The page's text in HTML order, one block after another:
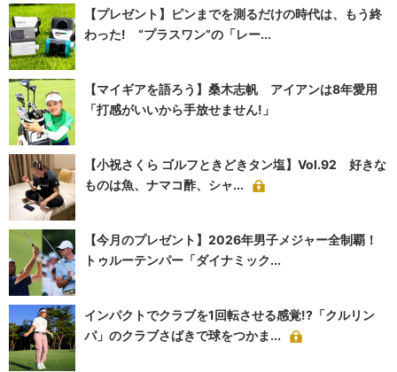
【プレゼント】ピンまでを測るだけの時代は、もう終
わった! “プラスワン”の「レー...
【マイギアを語ろう】桑木志帆 アイアンは8年愛用
「打感がいいから手放せません!」
【小祝さくら ゴルフときどきタン塩】Vol.92 好きな
ものは魚、ナマコ酢、シャ...
【今月のプレゼント】2026年男子メジャー全制覇！
トゥルーテンパー「ダイナミック...
インパクトでクラブを1回転させる感覚!?「クルリン
パ」のクラブさばきで球をつかま...